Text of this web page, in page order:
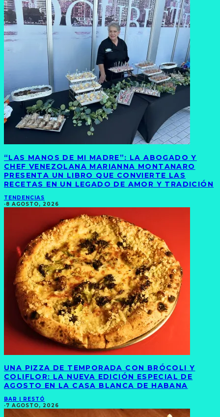
“LAS MANOS DE MI MADRE”: LA ABOGADO Y
CHEF VENEZOLANA MARIANNA MONTANARO
PRESENTA UN LIBRO QUE CONVIERTE LAS
RECETAS EN UN LEGADO DE AMOR Y TRADICIÓN
TENDENCIAS
·8 AGOSTO, 2026
UNA PIZZA DE TEMPORADA CON BRÓCOLI Y
COLIFLOR: LA NUEVA EDICIÓN ESPECIAL DE
AGOSTO EN LA CASA BLANCA DE HABANA
BAR | RESTÓ
·7 AGOSTO, 2026